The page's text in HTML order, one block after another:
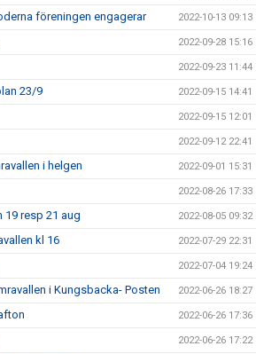
föreningen engagerar 2022-10-13 09:13
2022-09-28 15:16
2022-09-23 11:44
23/9 2022-09-15 14:41
2022-09-15 12:01
2022-09-12 22:41
i helgen 2022-09-01 15:31
2022-08-26 17:33
19 resp 21 aug 2022-08-05 09:32
kl 16 2022-07-29 22:31
2022-07-04 19:24
i Kungsbacka- Posten 2022-06-26 18:27
2022-06-26 17:36
2022-06-26 17:22